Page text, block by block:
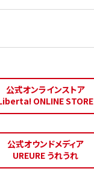
公式オンラインストア
ONLINE STORE
公式オウンドメディア
UREURE うれうれ